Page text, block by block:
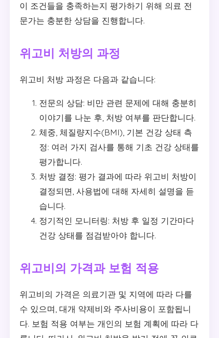
이 조건들을 충족하는지 평가하기 위해 의료 전
문가는 충분한 상담을 진행합니다.
위고비 처방의 과정
위고비 처방 과정은 다음과 같습니다:
전문의 상담: 비만 관련 문제에 대해 충분히
이야기를 나눈 후, 처방 여부를 판단합니다.
체중, 체질량지수(BMI), 기본 건강 상태 측
정: 여러 가지 검사를 통해 기초 건강 상태를
평가합니다.
처방 결정: 평가 결과에 따라 위고비 처방이
결정되면, 사용법에 대해 자세히 설명을 듣
습니다.
정기적인 모니터링: 처방 후 일정 기간마다
건강 상태를 점검받아야 합니다.
위고비의 가격과 보험 적용
위고비의 가격은 의료기관 및 지역에 따라 다를
수 있으며, 대개 약제비와 주사비용이 포함됩니
다. 보험 적용 여부는 개인의 보험 계획에 따라 다